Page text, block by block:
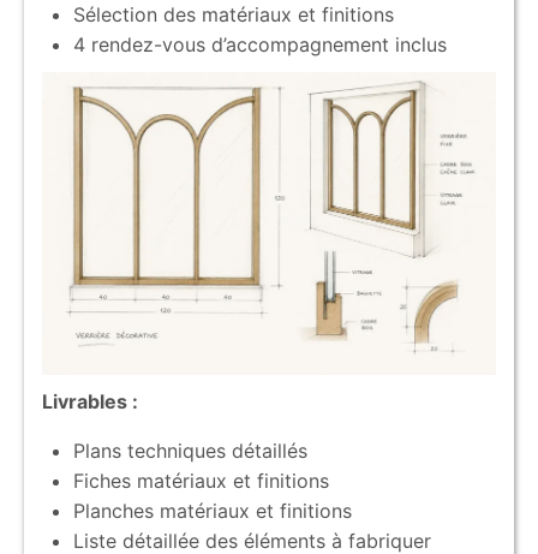
Sélection des matériaux et finitions
4 rendez-vous d’accompagnement inclus
Livrables :
Plans techniques détaillés
Fiches matériaux et finitions
Planches matériaux et finitions
Liste détaillée des éléments à fabriquer